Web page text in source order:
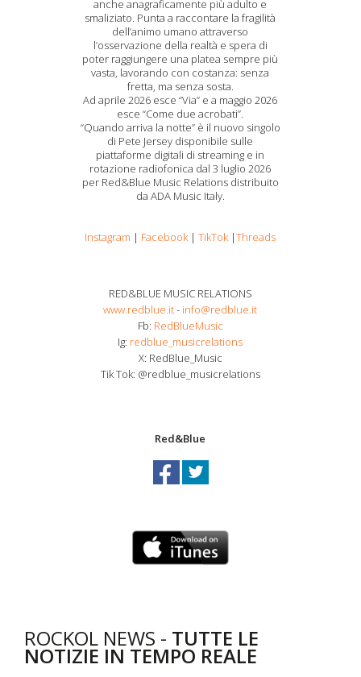
anche anagraficamente più adulto e
smaliziato. Punta a raccontare la fragilità
dell’animo umano attraverso
l’osservazione della realtà e spera di
poter raggiungere una platea sempre più
vasta, lavorando con costanza: senza
fretta, ma senza sosta.
Ad aprile 2026 esce “Via” e a maggio 2026
esce “Come due acrobati”.
“Quando arriva la notte” è il nuovo singolo
di Pete Jersey disponibile sulle
piattaforme digitali di streaming e in
rotazione radiofonica dal 3 luglio 2026
per Red&Blue Music Relations distribuito
da ADA Music Italy.
Instagram | Facebook|TikTok|Threads
RED&BLUE MUSIC RELATIONS
www.redblue.it- info@redblue.it
Fb: RedBlueMusic
Ig: redblue_musicrelations
X: RedBlue_Music
Tik Tok: @redblue_musicrelations
Red&Blue
ROCKOL NEWS - TUTTE LE
NOTIZIE IN TEMPO REALE